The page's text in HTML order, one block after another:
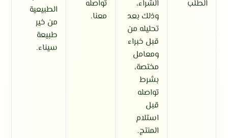
الطلب
الشراء،
وذلك بعد
تحليله من
قبل خبراء
ومعامل
مختصة،
بشرط
تواصله
قبل
استلام
المنتج.
تواصله
معنا.
الطبيعية
من خير
طبيعة
سيناء.